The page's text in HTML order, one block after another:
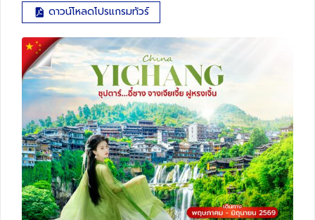
ดาวน์โหลดโปรแกรมทัวร์
ทัวร์ตุรเคีย
ทัวร์สวิตเซอร์แลนด์
ทัวร์พม่า
ทัวร์ลาว
ทัวร์มัลดีฟส์
ทัวร์เวียดนาม